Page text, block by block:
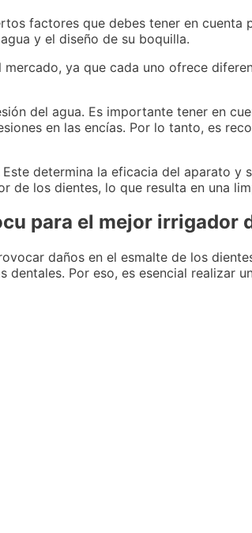
factores que debes tener en cuenta
y el diseño de su boquilla.
ya que cada uno ofrece
del agua. Es importante tener en
en las encías. Por lo tanto, es
determina la eficacia del aparato y
de los dientes, lo que resulta en una
para el mejor irrigador
daños en el esmalte de los
Por eso, es esencial realizar